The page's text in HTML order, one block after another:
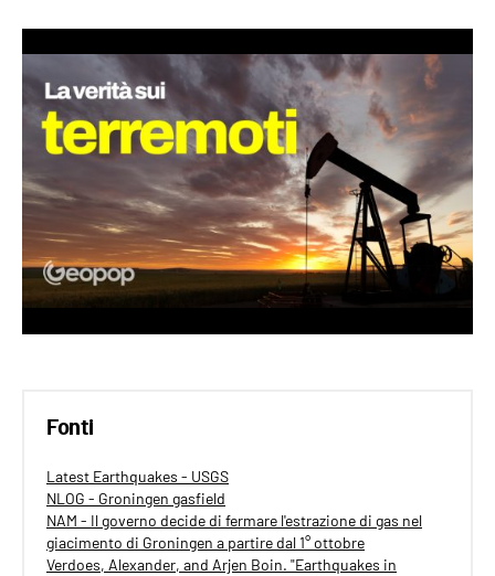
Fonti
Latest Earthquakes - USGS
NLOG - Groningen gasfield
NAM - Il governo decide di fermare l'estrazione di gas nel
giacimento di Groningen a partire dal 1° ottobre
Verdoes, Alexander, and Arjen Boin. "Earthquakes in